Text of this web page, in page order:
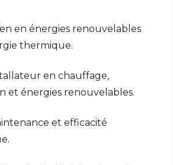
en énergies renouvelables
thermique.
en chauffage,
et énergies renouvelables.
et efficacité